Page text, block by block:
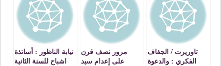
تاوريرت / الجفاف
الفكري : والدعوة
مرور نصف قرن
على إعدام سيد
نيابة الناظور : أساتذة
اشباح للسنة الثانية